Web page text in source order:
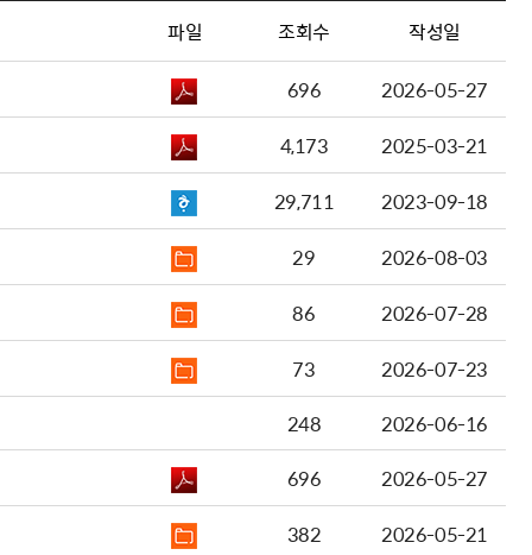
파일 조회수 작성일
696
2026-05-27
4,173
2025-03-21
29,711
2023-09-18
29
2026-08-03
86
2026-07-28
73
2026-07-23
248
2026-06-16
696
2026-05-27
382
2026-05-21